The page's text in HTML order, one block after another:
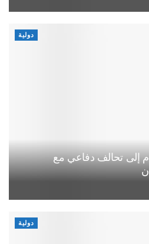
دولية
إلى تحالف دفاعي مع
دولية